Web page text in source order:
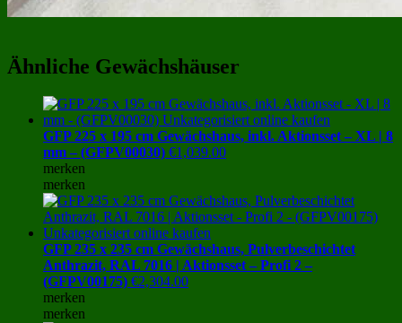
Ähnliche Gewächshäuser
GFP 225 x 195 cm Gewächshaus, inkl. Aktionsset – XL | 8
mm – (GFPV00030) €1,039.00
merken
merken
GFP 235 x 235 cm Gewächshaus, Pulverbeschichtet
Anthrazit, RAL 7016 | Aktionsset – Profi 2 –
(GFPV00175) €2,304.00
merken
merken